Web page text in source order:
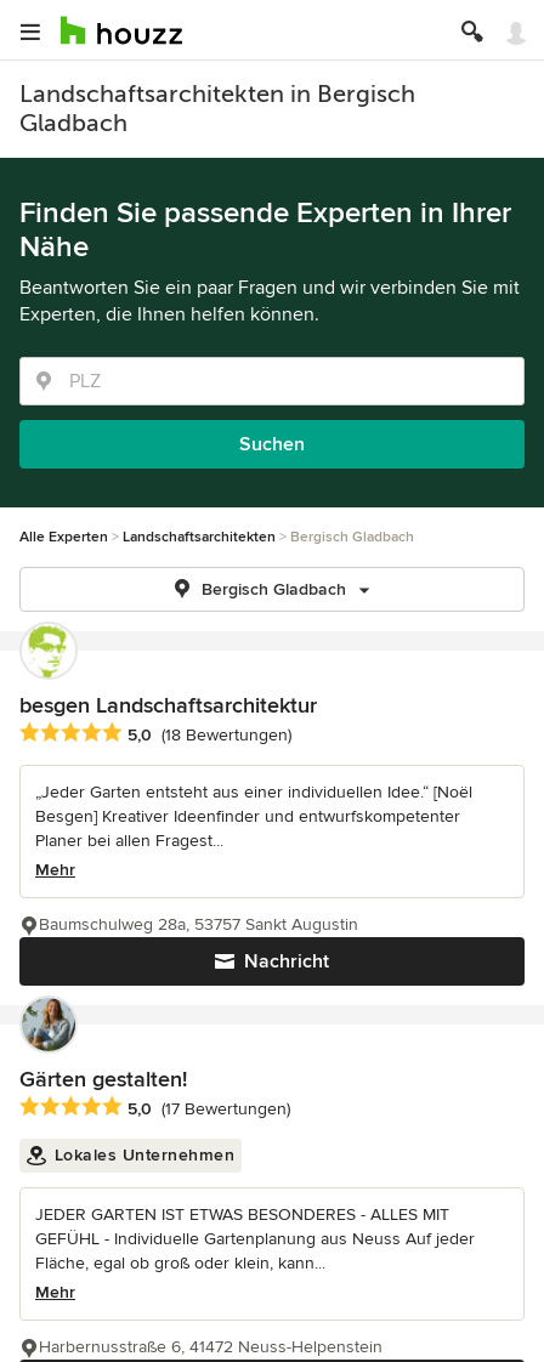
Landschaftsarchitekten in Bergisch
Gladbach
Finden Sie passende Experten in Ihrer
Nähe
Beantworten Sie ein paar Fragen und wir verbinden Sie mit
Experten, die Ihnen helfen können.
Suchen
Alle Experten Landschaftsarchitekten Bergisch Gladbach
Bergisch Gladbach
besgen Landschaftsarchitektur
Durchschnittliche Bewertung: 5 von 5 Sternen
5,0 (18 Bewertungen)
„Jeder Garten entsteht aus einer individuellen Idee.“ [Noël
Besgen] Kreativer Ideenfinder und entwurfskompetenter
Planer bei allen Fragest...
Mehr
Nachricht
Baumschulweg 28a, 53757 Sankt Augustin
Gärten gestalten!
Durchschnittliche Bewertung: 5 von 5 Sternen
5,0 (17 Bewertungen)
Lokales Unternehmen
JEDER GARTEN IST ETWAS BESONDERES - ALLES MIT
GEFÜHL - Individuelle Gartenplanung aus Neuss Auf jeder
Fläche, egal ob groß oder klein, kann...
Mehr
Harbernusstraße 6, 41472 Neuss-Helpenstein